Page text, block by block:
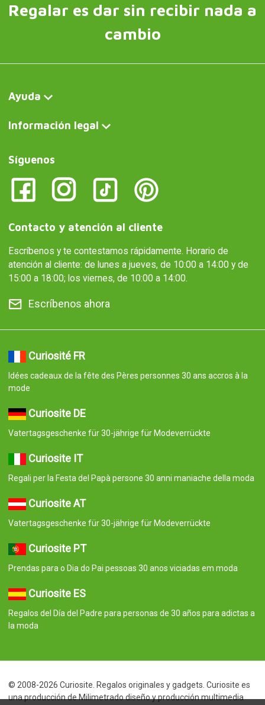
Regalar es dar sin recibir nada a
cambio
Ayuda
Información legal
Síguenos
Contacto y atención al cliente
Escríbenos y te contestamos rápidamente. Horario de
atención al cliente: de lunes a jueves, de 10:00 a 14:00 y de
15:00 a 18:00; los viernes, de 10:00 a 14:00.
Escríbenos ahora
Curiosité FR
Idées cadeaux de la fête des Pères personnes 30 ans accros à la
mode
Curiosite DE
Vatertagsgeschenke für 30-jährige für Modeverrückte
Curiosite IT
Regali per la Festa del Papà persone 30 anni maniache della moda
Curiosite AT
Vatertagsgeschenke für 30-jährige für Modeverrückte
Curiosite PT
Prendas para o Dia do Pai pessoas 30 anos viciadas em moda
Curiosite ES
Regalos del Día del Padre para personas de 30 años para adictas a
la moda
© 2008-2026 Curiosite. Regalos originales y gadgets. Curiosite es
una producción de Milimetrado diseño y producción multimedia